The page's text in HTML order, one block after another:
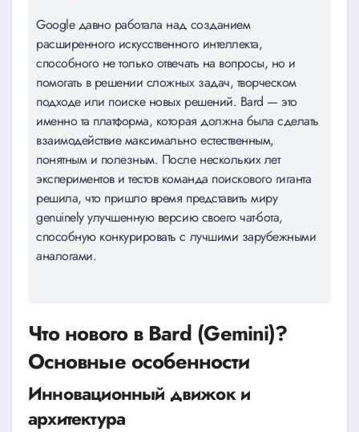
Google давно работала над созданием
расширенного искусственного интеллекта,
способного не только отвечать на вопросы, но и
помогать в решении сложных задач, творческом
подходе или поиске новых решений. Bard — это
именно та платформа, которая должна была сделать
взаимодействие максимально естественным,
понятным и полезным. После нескольких лет
экспериментов и тестов команда поискового гиганта
решила, что пришло время представить миру
genuinely улучшенную версию своего чат-бота,
способную конкурировать с лучшими зарубежными
аналогами.
Что нового в Bard (Gemini)?
Основные особенности
Инновационный движок и
архитектура